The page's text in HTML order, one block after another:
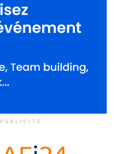
PUBLICITÉ